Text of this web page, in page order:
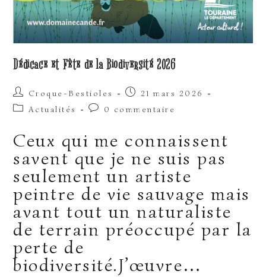
Dédicace et Fête de la Biodiversité 2026
Auteur/autrice
de
Croque-Bestioles
Publication
publiée :
21 mars 2026
PostActualités
Commentaires
publication :
0 commentaire
Ceux qui me connaissent
savent que je ne suis pas
seulement un artiste
peintre de vie sauvage mais
avant tout un naturaliste
de terrain préoccupé par la
perte de
biodiversité.J’œuvre…